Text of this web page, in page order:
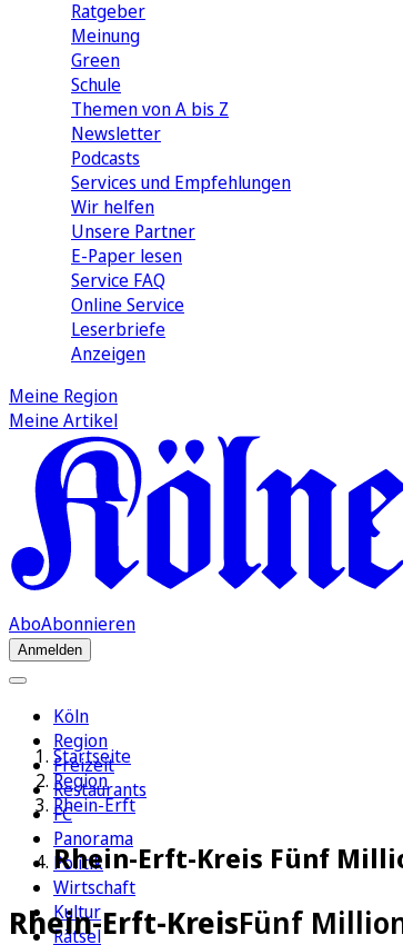
Ratgeber
Meinung
Green
Schule
Themen von A bis Z
Newsletter
Podcasts
Services und Empfehlungen
Wir helfen
Unsere Partner
E-Paper lesen
Service FAQ
Online Service
Leserbriefe
Anzeigen
Meine Region
Meine Artikel
AboAbonnieren
Anmelden
Köln
Region
Freizeit
Restaurants
FC
Panorama
Politik
Wirtschaft
Kultur
Rätsel
Startseite
Region
Rhein-Erft
Rhein-Erft-Kreis Fünf
Rhein-Erft-KreisFünf